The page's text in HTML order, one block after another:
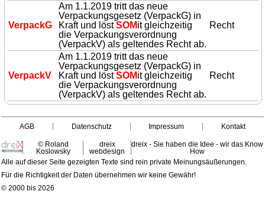
VerpackG
Am 1.1.2019 tritt das neue
Verpackungsgesetz (VerpackG) in
Kraft und löstSOMit gleichzeitig
die Verpackungsverordnung
(VerpackV) als geltendes Recht ab.
Recht
VerpackV
Am 1.1.2019 tritt das neue
Verpackungsgesetz (VerpackG) in
Kraft und löstSOMit gleichzeitig
die Verpackungsverordnung
(VerpackV) als geltendes Recht ab.
Recht
AGB Datenschutz Impressum Kontakt
© Roland
Koslowsky
dreix
webdesign
dreix - Sie haben die Idee - wir das Know
How
Alle auf dieser Seite gezeigten Texte sind rein private Meinungsäußerungen.
Für die Richtigkeit der Daten übernehmen wir keine Gewähr!
© 2000 bis 2026